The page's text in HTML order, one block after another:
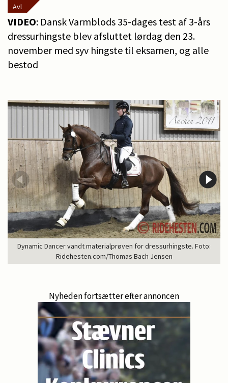
Avl
VIDEO: Dansk Varmblods 35-dages test af 3-års
dressurhingste blev afsluttet lørdag den 23.
november med syv hingste til eksamen, og alle
bestod
Dynamic Dancer vandt materialprøven for dressurhingste. Foto:
Ridehesten.com/Thomas Bach Jensen
Nyheden fortsætter efter annoncen